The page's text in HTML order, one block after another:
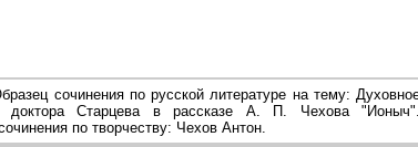
сочинения по русской литературе на тему:
доктора Старцева в рассказе А. П. Чехова
по творчеству: Чехов Антон.